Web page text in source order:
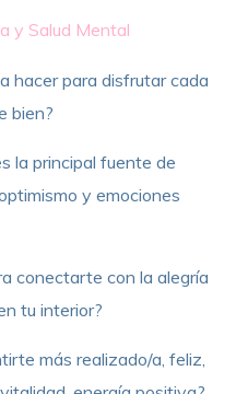
y Salud Mental
hacer para disfrutar cada
bien?
la principal fuente de
y emociones
conectarte con la alegría
tu interior?
más realizado/a, feliz,